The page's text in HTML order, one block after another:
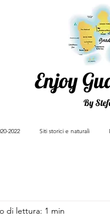
Enjoy
By
2022 Siti storici e naturali
di lettura: 1 min